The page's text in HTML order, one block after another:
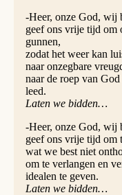
-Heer, onze God, wij
geef ons vrije tijd om
gunnen,
zodat het weer kan
naar onzegbare
naar de roep van
leed.
Laten we bidden…
-Heer, onze God, wij
geef ons vrije tijd om
wat we best niet
om te verlangen en
idealen te geven.
Laten we bidden…